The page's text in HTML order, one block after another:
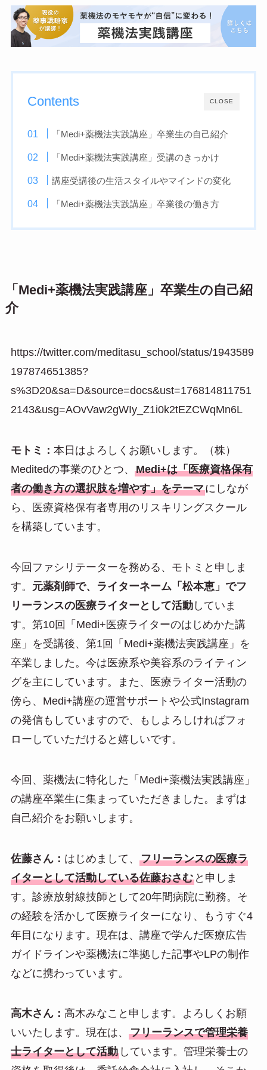
CLOSE
Contents
「Medi+薬機法実践講座」卒業生の自己紹介
「Medi+薬機法実践講座」受講のきっかけ
講座受講後の生活スタイルやマインドの変化
「Medi+薬機法実践講座」卒業後の働き方
「Medi+薬機法実践講座」卒業生の自己紹
介
https://twitter.com/meditasu_school/status/1943589
197874651385?
s%3D20&sa=D&source=docs&ust=176814811751
2143&usg=AOvVaw2gWIy_Z1i0k2tEZCWqMn6L
モトミ： 本日はよろしくお願いします。（株）
Meditedの事業のひとつ、 Medi+は「医療資格保有
者の働き方の選択肢を増やす」をテーマにしなが
ら、医療資格保有者専用のリスキリングスクール
を構築しています。
今回ファシリテーターを務める、モトミと申しま
す。 元薬剤師で、ライターネーム「松本恵」でフ
リーランスの医療ライターとして活動していま
す。第10回「Medi+医療ライターのはじめかた講
座」を受講後、第1回「Medi+薬機法実践講座」を
卒業しました。今は医療系や美容系のライティン
グを主にしています。また、医療ライター活動の
傍ら、Medi+講座の運営サポートや公式Instagram
の発信もしていますので、もしよろしければフォ
ローしていただけると嬉しいです。
今回、薬機法に特化した「Medi+薬機法実践講座」
の講座卒業生に集まっていただきました。まずは
自己紹介をお願いします。
佐藤さん： はじめまして、 フリーランスの医療ラ
イターとして活動している佐藤おさむと申しま
す。診療放射線技師として20年間病院に勤務。そ
の経験を活かして医療ライターになり、もうすぐ4
年目になります。現在は、講座で学んだ医療広告
ガイドラインや薬機法に準拠した記事やLPの制作
などに携わっています。
高木さん： 高木みなこと申します。よろしくお願
いいたします。現在は、 フリーランスで管理栄養
士ライターとして活動しています。管理栄養士の